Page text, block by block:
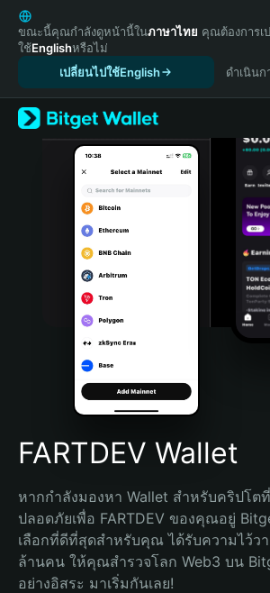
English
日本語
Tiếng Việt
Español (Latinoamérica)
Türkçe
Italiano
Português (Portugal)
Bahasa Indonesia
Português (Brasil)
Español (Argentina)
ขณะนี้คุณกำลังดูหน้านี้ในภาษาไทย คุณต้องการเ
ใช้Englishหรือไม่
เปลี่ยนไปใช้English
ดำเนิน
FARTDEV Wallet
หากกำลังมองหา Wallet สำหรับคริปโต
ปลอดภัยเพื่อ FARTDEV ของคุณอยู่
เลือกที่ดีที่สุดสำหรับคุณ ได้รับความไว้วา
ล้านคน ให้คุณสำรวจโลก Web3 บน
อย่างอิสระ มาเริ่มกันเลย!